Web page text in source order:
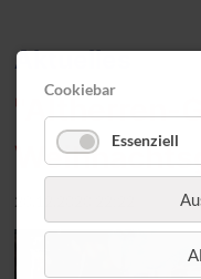
Aktuelles
"Altherren-
20.12.2020 22:22
Cookiebar
Essenziell